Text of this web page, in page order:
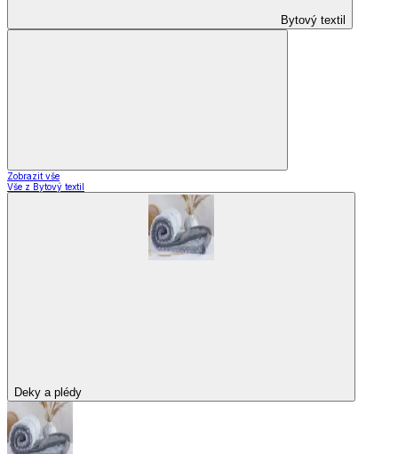
Bytový textil
Zobrazit vše
Vše z Bytový textil
Deky a plédy